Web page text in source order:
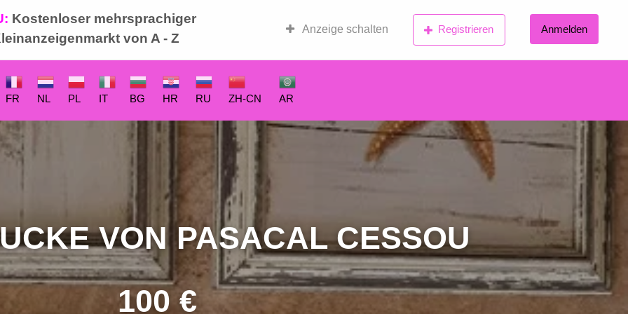
Basar
Kostenloser mehrsprachiger
von A - Z
Anzeige schalten Registrieren Anmelden
FR NL PL IT BG HR RU ZH-CN AR
VON PASACAL CESSOU
100 €